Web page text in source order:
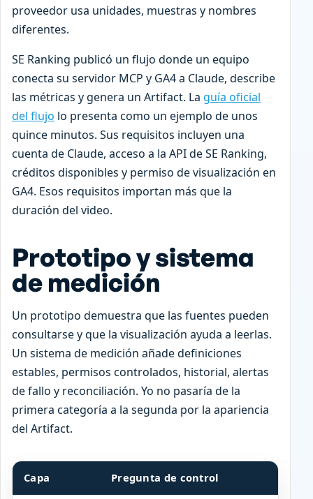
proveedor usa unidades, muestras y nombres
diferentes.
SE Ranking publicó un flujo donde un equipo
conecta su servidor MCP y GA4 a Claude, describe
las métricas y genera un Artifact. La guía oficial
del flujo lo presenta como un ejemplo de unos
quince minutos. Sus requisitos incluyen una
cuenta de Claude, acceso a la API de SE Ranking,
créditos disponibles y permiso de visualización en
GA4. Esos requisitos importan más que la
duración del video.
Prototipo y sistema
de medición
Un prototipo demuestra que las fuentes pueden
consultarse y que la visualización ayuda a leerlas.
Un sistema de medición añade definiciones
estables, permisos controlados, historial, alertas
de fallo y reconciliación. Yo no pasaría de la
primera categoría a la segunda por la apariencia
del Artifact.
Capa Pregunta de control